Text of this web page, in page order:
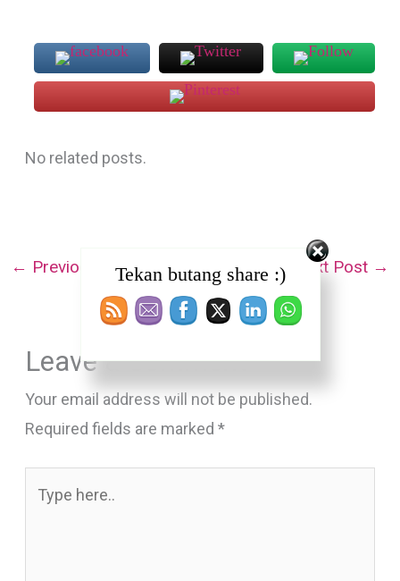
No related posts.
← Previous Post Next Post →
Leave a Comment
Your email address will not be published.
Required fields are marked *
here..
Tekan butang share :)